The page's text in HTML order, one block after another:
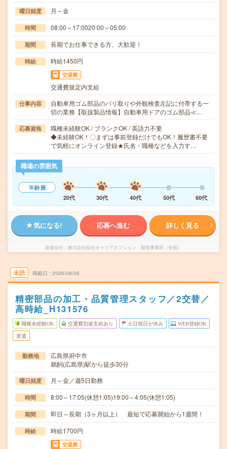
曜日頻度 月～金
時間 08:00～17:0020:00～05:00
期間 長期でお仕事できる方、大歓迎！
時給 時給1450円
交通費
交通費規定内支給
仕事内容
自動車用ゴム部品のバリ取りや外観検査左記に付帯する一
切の業務【取扱製品情報】自動車用ドアのゴム部品≪…
応募資格
職種未経験OK / ブランクOK / 英語力不要
◆未経験OK！〇まずは事前登録だけでもOK！履歴書不要
で気軽にオンライン登録★氏名・職種などを入力す…
職場の雰囲気
年齢層
20代
30代 40代 50代 60代
気になる! 応募へ進む 詳しく見る
派遣会社 株式会社綜合キャリアオプション 製造事業部（全国）
未読 掲載日 2026/08/06
精密部品の加工・品質管理スタッフ／2交替／
高時給_H131576
職種未経験OK 交通費別途支給あり 土日祝日が休み WEB登録OK
派遣
勤務地
広島県府中市
鵜飼(広島県)駅から徒歩30分
曜日頻度 月～金／週5日勤務
時間 8:00～17:05(休憩1:05)19:00～4:05(休憩1:05)
期間 即日～長期（3ヶ月以上） 最短で応募開始から1週間！
時給 時給1700円
交通費